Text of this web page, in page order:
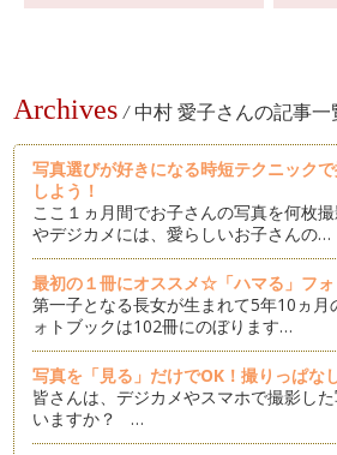
Archives / 中村 愛子さんの記事一
写真選びが好きになる時短テクニック
しよう！
ここ１ヵ月間でお子さんの写真を何枚
やデジカメには、愛らしいお子さんの…
最初の１冊にオススメ☆「ハマる」フ
第一子となる長女が生まれて5年10ヵ月
ォトブックは102冊にのぼります…
写真を「見る」だけでOK！撮りっぱな
皆さんは、デジカメやスマホで撮影し
いますか？ …